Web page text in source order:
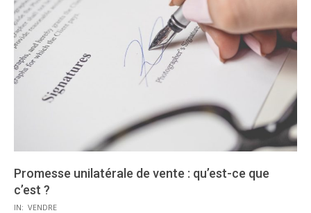
Promesse unilatérale de vente : qu’est-ce que
c’est ?
2020-
IN: VENDRE